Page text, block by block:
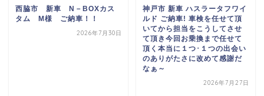
西脇市 新車 N－BOXカス
タム M様 ご納車！！
2026年7月30日
神戸市 新車 ハスラータフワイ
ルド ご納車! 車検を任せて頂
いてから担当をこうしてさせ
て頂き 今回お乗換まで任せて
頂く 本当に１つ･１つの出会い
のありがたさに改めて感謝だ
なぁ～
2026年7月27日